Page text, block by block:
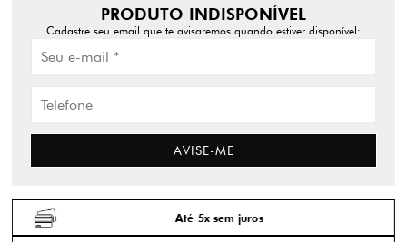
PRODUTO INDISPONÍVEL
Cadastre seu email que te avisaremos quando estiver disponível:
AVISE-ME
Até 5x sem juros